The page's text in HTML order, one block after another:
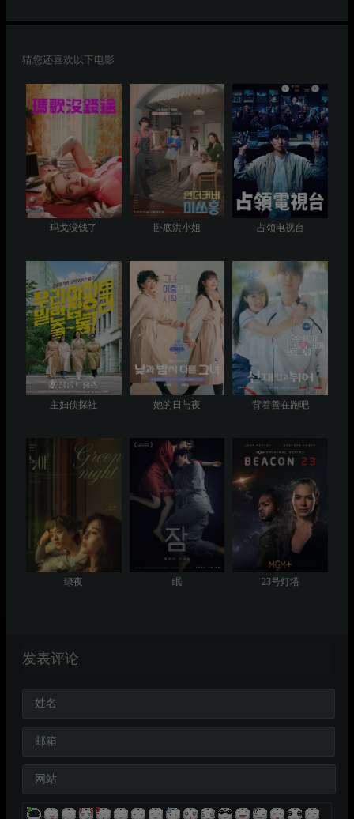
猜您还喜欢以下电影
玛戈没钱了 卧底洪小姐 占领电视台
主妇侦探社 她的日与夜 背着善在跑吧
绿夜 眠 23号灯塔
发表评论
姓名
邮箱
网站